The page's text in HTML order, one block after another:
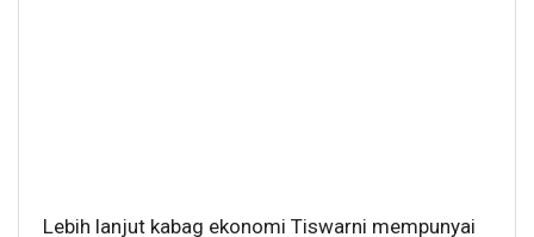
Lebih lanjut kabag ekonomi Tiswarni mempunyai